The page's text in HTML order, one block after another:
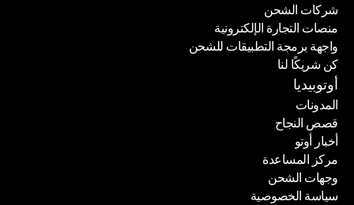
شركات الشحن
شركات الشحن
منصات التجارة الإلكترونية
منصات التجارة الإلكترونية
واجهة برمجة التطبيقات للشحن
واجهة برمجة التطبيقات للشحن
كن شريكًا لنا
كن شريكًا لنا
أوتوبيديا
المدونات
المدونات
قصص النجاح
قصص النجاح
أخبار أوتو
أخبار أوتو
مركز المساعدة
مركز المساعدة
وجهات الشحن
وجهات الشحن
سياسة الخصوصية